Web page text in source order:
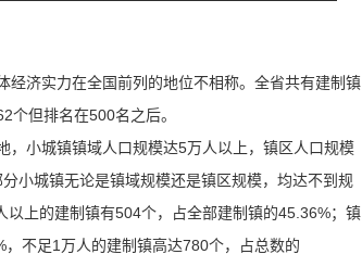
济实力在全国前列的地位不相称。全省共有建制镇
个但排名在500名之后。
，小城镇镇域人口规模达5万人以上，镇区人口规模
小城镇无论是镇域规模还是镇区规模，均达不到规
上的建制镇有504个，占全部建制镇的45.36%；镇
不足1万人的建制镇高达780个，占总数的